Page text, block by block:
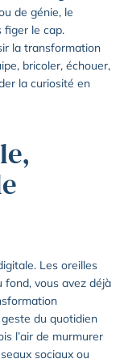
de génie, le
figer le cap.
la transformation
bricoler, échouer,
la curiosité en
Les oreilles
fond, vous avez déjà
du quotidien
l’air de murmurer
sociaux ou